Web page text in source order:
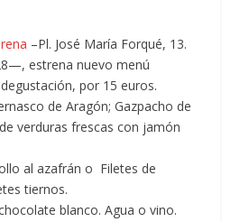
–Pl. José María Forqué, 13.
estrena nuevo menú
por 15 euros.
de Aragón; Gazpacho de
verduras frescas con jamón
al azafrán o Filetes de
tiernos.
blanco. Agua o vino.